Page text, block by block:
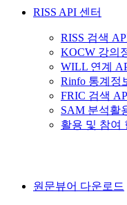
RISS API 센터
RISS 검색
KOCW 강의
WILL 연계
Rinfo 통계정
FRIC 검색
SAM 분석활
활용 및 참여
원문뷰어 다운로드